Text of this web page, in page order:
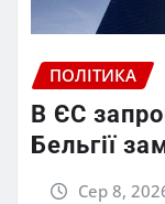
ПОЛІТИКА
В ЄС
Бельгії
Сер 8,